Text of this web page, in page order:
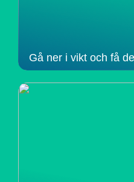
Gå ner i vikt och få